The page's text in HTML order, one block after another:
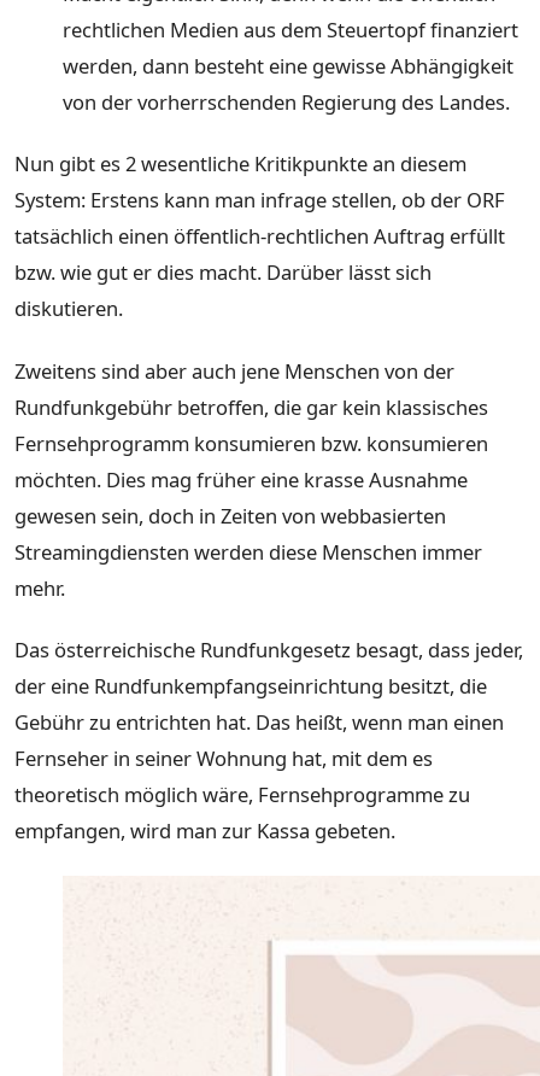
rechtlichen Medien aus dem Steuertopf finanziert
werden, dann besteht eine gewisse Abhängigkeit
von der vorherrschenden Regierung des Landes.
Nun gibt es 2 wesentliche Kritikpunkte an diesem
System: Erstens kann man infrage stellen, ob der ORF
tatsächlich einen öffentlich-rechtlichen Auftrag erfüllt
bzw. wie gut er dies macht. Darüber lässt sich
diskutieren.
Zweitens sind aber auch jene Menschen von der
Rundfunkgebühr betroffen, die gar kein klassisches
Fernsehprogramm konsumieren bzw. konsumieren
möchten. Dies mag früher eine krasse Ausnahme
gewesen sein, doch in Zeiten von webbasierten
Streamingdiensten werden diese Menschen immer
mehr.
Das österreichische Rundfunkgesetz besagt, dass jeder,
der eine Rundfunkempfangseinrichtung besitzt, die
Gebühr zu entrichten hat. Das heißt, wenn man einen
Fernseher in seiner Wohnung hat, mit dem es
theoretisch möglich wäre, Fernsehprogramme zu
empfangen, wird man zur Kassa gebeten.